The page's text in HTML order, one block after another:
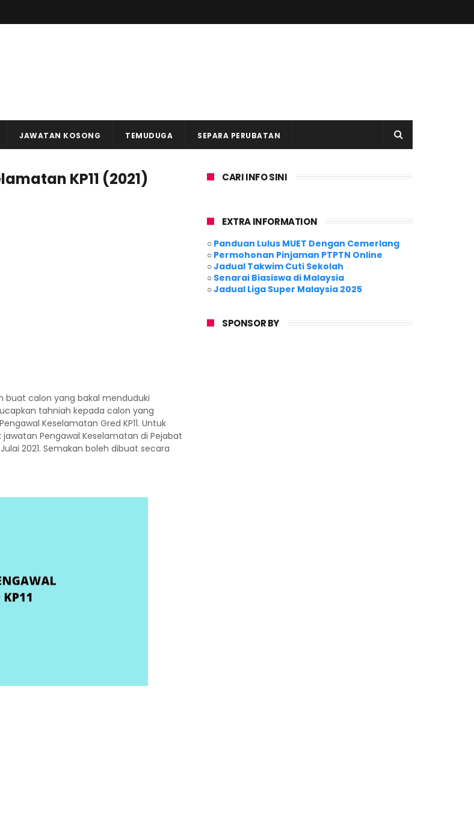
JAWATAN KOSONG TEMUDUGA SEPARA PERUBATAN
KP11 (2021)
buat calon yang bakal menduduki
tahniah kepada calon yang
Keselamatan Gred KP11. Untuk
jawatan Pengawal Keselamatan di Pejabat
2021. Semakan boleh dibuat secara
CARI INFO SINI
EXTRA INFORMATION
○ Panduan Lulus MUET Dengan Cemerlang
○ Permohonan Pinjaman PTPTN Online
○Jadual Takwim Cuti Sekolah
○ Senarai Biasiswa di Malaysia
○Jadual Liga Super Malaysia 2025
SPONSOR BY